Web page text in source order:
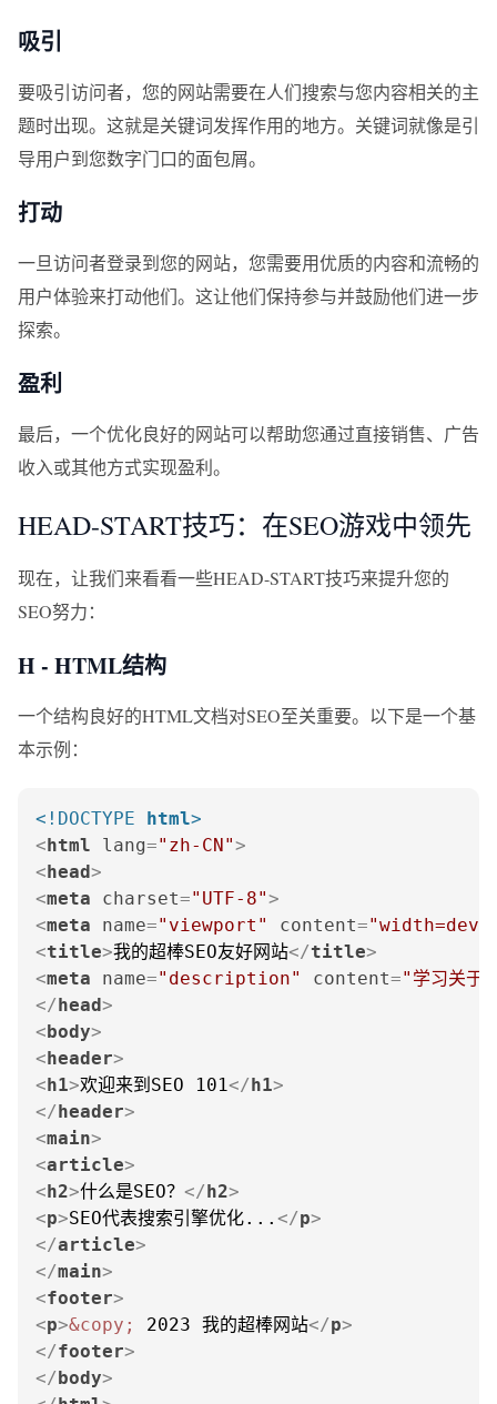
吸引
要吸引访问者，您的网站需要在人们搜索与您内容相关的主
题时出现。这就是关键词发挥作用的地方。关键词就像是引
导用户到您数字门口的面包屑。
打动
一旦访问者登录到您的网站，您需要用优质的内容和流畅的
用户体验来打动他们。这让他们保持参与并鼓励他们进一步
探索。
盈利
最后，一个优化良好的网站可以帮助您通过直接销售、广告
收入或其他方式实现盈利。
HEAD-START技巧：在SEO游戏中领先
现在，让我们来看看一些HEAD-START技巧来提升您的
SEO努力：
H - HTML结构
一个结构良好的HTML文档对SEO至关重要。以下是一个基
本示例：
<!DOCTYPE html>
<html lang="zh-CN">
<head>
<meta charset="UTF-8">
<meta name="viewport" content=
<title>我的超棒SEO友好网站</title>
<meta name="description" content="学习关于
</head>
<body>
<header>
<h1>欢迎来到SEO 101</h1>
</header>
<main>
<article>
<h2>什么是SEO？ </h2>
<p>SEO代表搜索引擎优化... </p>
</article>
</main>
<footer>
<p>&copy; 2023 我的超棒网站</p>
</footer>
</body>